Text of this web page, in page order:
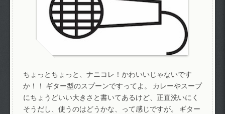
ちょっとちょっと、ナニコレ！かわいいじゃないです
か！！ ギター型のスプーンですってよ。 カレーやスープ
にちょうどいい大きさと書いてあるけど、正直洗いにく
そうだし、使うのはどうかな、って感じですが。 ギター